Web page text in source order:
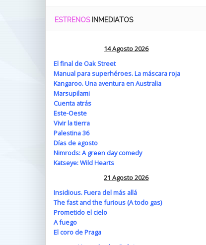
ESTRENOS INMEDIATOS
14 Agosto 2026
El final de Oak Street
Manual para superhéroes. La máscara roja
Kangaroo. Una aventura en Australia
Marsupilami
Cuenta atrás
Este-Oeste
Vivir la tierra
Palestina 36
Días de agosto
Nimrods: A green day comedy
Katseye: Wild Hearts
21 Agosto 2026
Insidious. Fuera del más allá
The fast and the furious (A todo gas)
Prometido el cielo
A fuego
El coro de Praga